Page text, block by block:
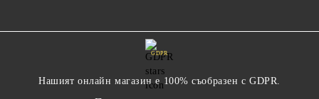
GDPR
Нашият онлайн магазин е 100% съобразен с GDPR.